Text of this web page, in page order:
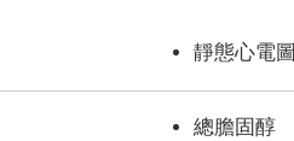
靜態心電圖
總膽固醇